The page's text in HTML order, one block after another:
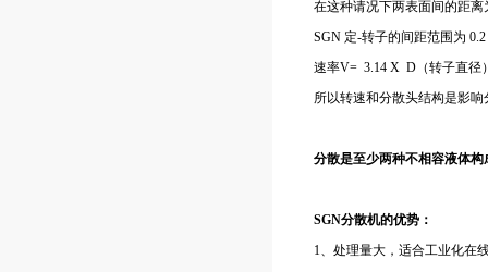
在这种请况下两表面间的距
SGN 定-转子的间距范围为
速率V= 3.14 X D（转子直
所以转速和分散头结构是影
分散是至少两种不相容液体
SGN分散机的优势：
1、处理量大，适合工业化在